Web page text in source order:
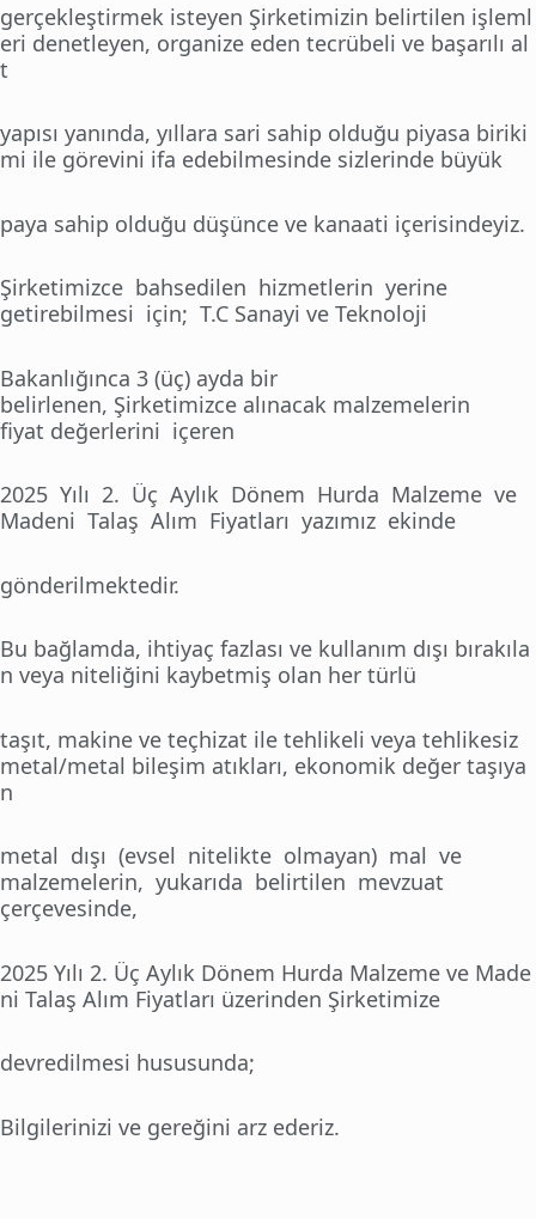
gerçekleştirmek isteyen Şirketimizin belirtilen işleml
eri denetleyen, organize eden tecrübeli ve başarılı al
t
yapısı yanında, yıllara sari sahip olduğu piyasa biriki
mi ile görevini ifa edebilmesinde sizlerinde büyük
paya sahip olduğu düşünce ve kanaati içerisindeyiz.
Şirketimizce bahsedilen hizmetlerin yerine
getirebilmesi için; T.C Sanayi ve Teknoloji
Bakanlığınca 3 (üç) ayda bir
belirlenen, Şirketimizce alınacak malzemelerin
fiyat değerlerini içeren
2025 Yılı 2. Üç Aylık Dönem Hurda Malzeme ve
Madeni Talaş Alım Fiyatları yazımız ekinde
gönderilmektedir.
Bu bağlamda, ihtiyaç fazlası ve kullanım dışı bırakıla
n veya niteliğini kaybetmiş olan her türlü
taşıt, makine ve teçhizat ile tehlikeli veya tehlikesiz
metal/metal bileşim atıkları, ekonomik değer taşıya
n
metal dışı (evsel nitelikte olmayan) mal ve
malzemelerin, yukarıda belirtilen mevzuat
çerçevesinde,
2025 Yılı 2. Üç Aylık Dönem Hurda Malzeme ve Made
ni Talaş Alım Fiyatları üzerinden Şirketimize
devredilmesi hususunda;
Bilgilerinizi ve gereğini arz ederiz.